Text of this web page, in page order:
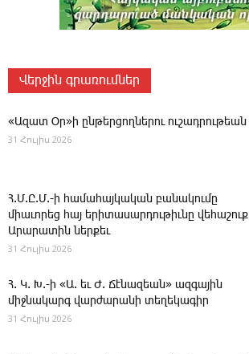
Վերջին գրառումներ
«Ազատ Օր»ի ընթերցողներու ուշադրութեան
31 Հուլիս 2026
Հ.Մ.Ը.Մ.-ի համահայկական բանակումը
միաւորեց հայ երիտասարդութիւնը վեհաշուք
Արարատին ներքեւ
31 Հուլիս 2026
Հ. Կ. Խ.-ի «Ա. եւ Ժ. ­Ճէնազեան» ազգային
միջնակարգ վարժարանի տեղեկագիր
31 Հուլիս 2026